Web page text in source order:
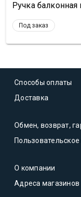
Ручка
Под заказ
Способы оплаты
Доставка
Обмен, возврат,
О компании
Адреса магазинов